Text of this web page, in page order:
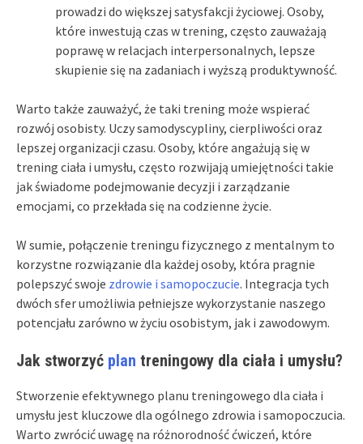
prowadzi do większej satysfakcji życiowej. Osoby,
które inwestują czas w trening, często zauważają
poprawę w relacjach interpersonalnych, lepsze
skupienie się na zadaniach i wyższą produktywność.
Warto także zauważyć, że taki trening może wspierać
rozwój osobisty. Uczy samodyscypliny, cierpliwości oraz
lepszej organizacji czasu. Osoby, które angażują się w
trening ciała i umysłu, często rozwijają umiejętności takie
jak świadome podejmowanie decyzji i zarządzanie
emocjami, co przekłada się na codzienne życie.
W sumie, połączenie treningu fizycznego z mentalnym to
korzystne rozwiązanie dla każdej osoby, która pragnie
polepszyć swoje zdrowie i samopoczucie. Integracja tych
dwóch sfer umożliwia pełniejsze wykorzystanie naszego
potencjału zarówno w życiu osobistym, jak i zawodowym.
Jak stworzyć plan treningowy dla ciała i umysłu?
Stworzenie efektywnego planu treningowego dla ciała i
umysłu jest kluczowe dla ogólnego zdrowia i samopoczucia.
Warto zwrócić uwagę na różnorodność ćwiczeń, które